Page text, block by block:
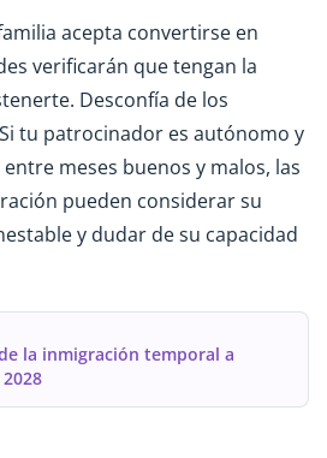
acepta convertirse en
verificarán que tengan la
Desconfía de los
tu patrocinador es autónomo y
meses buenos y malos, las
pueden considerar su
y dudar de su capacidad
la inmigración temporal a